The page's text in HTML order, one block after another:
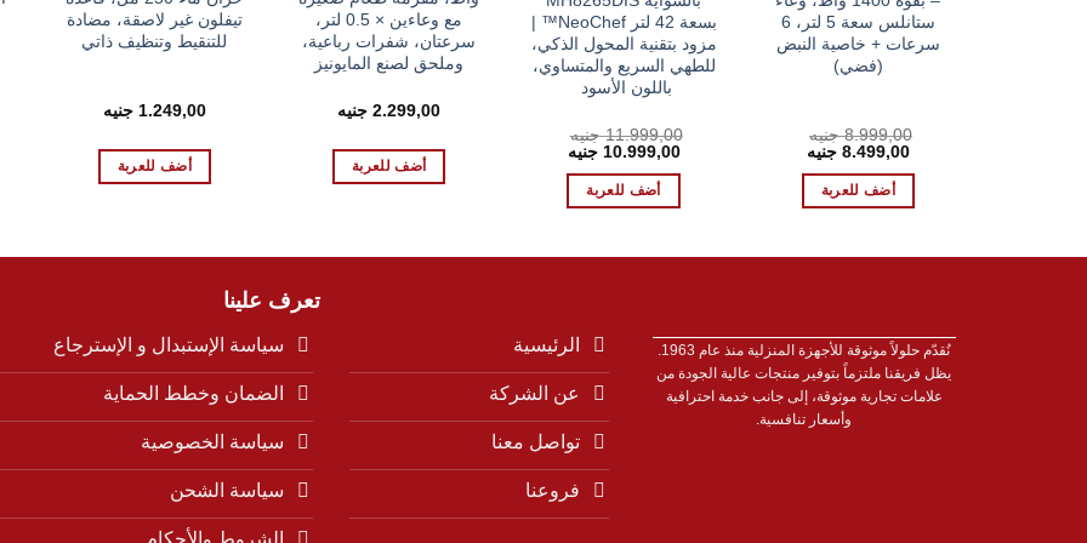
ستانلس سعة 5 لتر، 6
سرعات + خاصية النبض
(فضي)
8.999,00 جنيه
السعر
الأصلي
هو:
8.999,00 EGP.
8.499,00 جنيه
أضف للعربة
بسعة 42 لتر NeoChef™ |
مزود بتقنية المحول الذكي،
للطهي السريع والمتساوي،
باللون الأسود
11.999,00 جنيه
السعر
الأصلي
هو:
11.999,00 EGP.
10.999,00 جنيه
أضف للعربة
مع وعاءين × 0.5 لتر،
سرعتان، شفرات رباعية،
وملحق لصنع المايونيز
2.299,00 جنيه
أضف للعربة
تيفلون غير لاصقة، مضادة
للتنقيط وتنظيف ذاتي
1.249,00 جنيه
أضف للعربة
نُقدّم حلولاً موثوقة للأجهزة المنزلية منذ عام 1963.
يظل فريقنا ملتزماً بتوفير منتجات عالية الجودة من
علامات تجارية موثوقة، إلى جانب خدمة احترافية
وأسعار تنافسية.
تعرف علينا
الرئيسية
عن الشركة
تواصل معنا
فروعنا
سياسة الإستبدال و الإسترجاع
الضمان وخطط الحماية
سياسة الخصوصية
سياسة الشحن